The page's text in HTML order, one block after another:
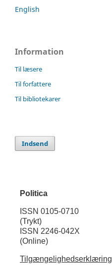
English
Information
Til læsere
Til forfattere
Til bibliotekarer
Indsend
Politica
ISSN 0105-0710
(Trykt)
ISSN 2246-042X
(Online)
Tilgængelighedserklæring